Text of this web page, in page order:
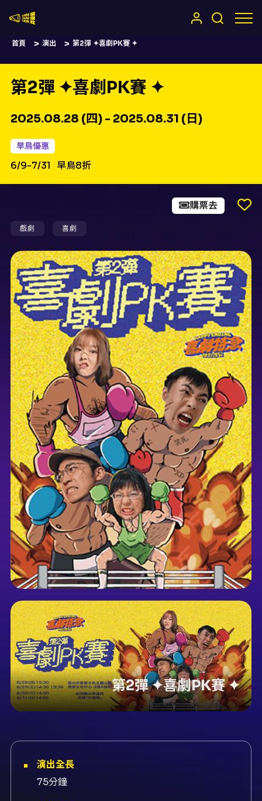
首頁 演出 第2彈 ✦喜劇PK賽 ✦
第2彈 ✦喜劇PK賽 ✦
2025.08.28 (四) - 2025.08.31 (日)
早鳥優惠
6/9-7/31 早鳥8折
戲劇 喜劇
購票去
第2彈 ✦喜劇PK賽 ✦
演出全長
75分鐘